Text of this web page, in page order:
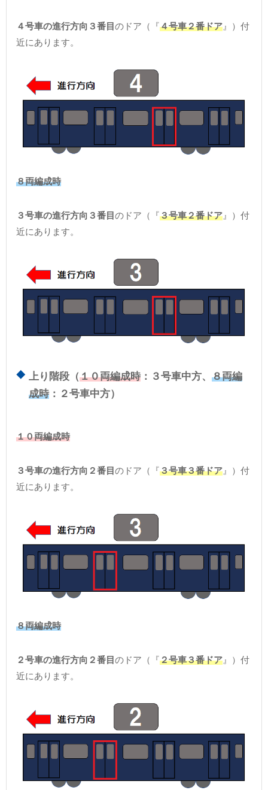
４号車の進行方向３番目 のドア（『４号車２番ドア 』）付
近にあります。
８両編成時
３号車の進行方向３番目 のドア（『３号車２番ドア 』）付
近にあります。
上り階段（１０両編成時 ：３号車中方、８両編
成時 ：２号車中方）
１０両編成時
３号車の進行方向２番目 のドア（『３号車３番ドア』）付
近にあります。
８両編成時
２号車の進行方向２番目 のドア（『２号車３番ドア 』）付
近にあります。